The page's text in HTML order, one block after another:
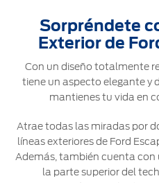
Ford
Credit
Vehículos
Descubre
Tu Ford
Precio de
Mantenimiento
Programa de
Mantenimiento
Vehículos
Comerciales
Revisión
Garantía
en
Partes
Soporte
Técnico
Soporte
Sorpréndete
Exterior de
Con un diseño totalmente
tiene un aspecto elegante y
mantienes tu vida en
Atrae todas las miradas por
líneas exteriores de Ford
Además, también cuenta con
la parte superior del